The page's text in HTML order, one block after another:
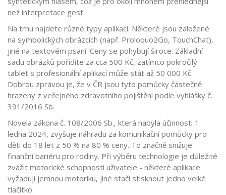
než interpretace gest.
Na trhu najdete různé typy aplikací. Některé jsou založené
na symbolických obrázcích (např. Proloquo2Go, TouchChat),
jiné na textovém psaní. Ceny se pohybují široce. Základní
sadu obrázků pořídíte za cca 500 Kč, zatímco pokročilý
tablet s profesionální aplikací může stát až 50 000 Kč.
Dobrou zprávou je, že v ČR jsou tyto pomůcky částečně
hrazeny z veřejného zdravotního pojištění podle vyhlášky č.
391/2016 Sb.
Novela zákona č. 108/2006 Sb., která nabyla účinnosti 1.
ledna 2024, zvyšuje náhradu za komunikační pomůcky pro
děti do 18 let z 50 % na 80 % ceny. To značně snižuje
finanční bariéru pro rodiny. Při výběru technologie je důležité
zvážit motorické schopnosti uživatele - některé aplikace
vyžadují jemnou motoriku, jiné stačí stisknout jedno velké
tlačítko.